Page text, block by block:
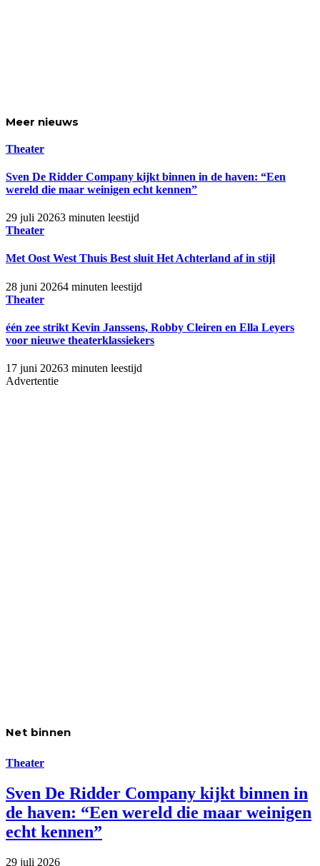
Meer nieuws
Theater
Sven De Ridder Company kijkt binnen in de haven: “Een
wereld die maar weinigen echt kennen”
29 juli 20263 minuten leestijd
Theater
Met Oost West Thuis Best sluit Het Achterland af in stijl
28 juni 20264 minuten leestijd
Theater
één zee strikt Kevin Janssens, Robby Cleiren en Ella Leyers
voor nieuwe theaterklassiekers
17 juni 20263 minuten leestijd
Advertentie
Net binnen
Theater
Sven De Ridder Company kijkt binnen in
de haven: “Een wereld die maar weinigen
echt kennen”
29 juli 2026